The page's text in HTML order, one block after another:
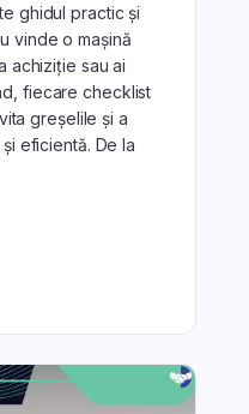
ghidul practic și
vinde o mașină
achiziție sau ai
fiecare checklist
greșelile și a
eficientă. De la